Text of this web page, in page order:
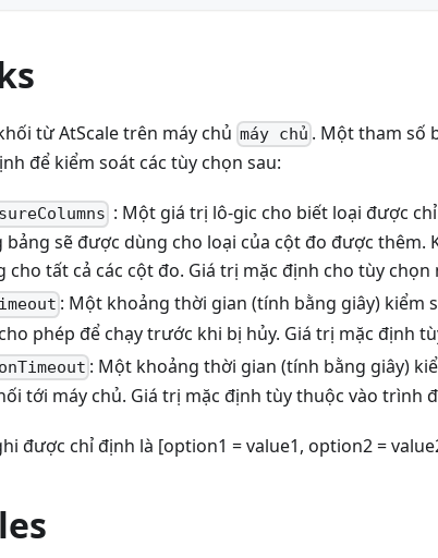
từ AtScale trên máy chủ máy chủ . Một tham số
để kiểm soát các tùy chọn sau:
: Một giá trị lô-gic cho biết loại được
bảng sẽ được dùng cho loại của cột đo được thêm.
cho tất cả các cột đo. Giá trị mặc định cho tùy chọn
: Một khoảng thời gian (tính bằng giây) kiểm
phép để chạy trước khi bị hủy. Giá trị mặc định
: Một khoảng thời gian (tính bằng giây)
tới máy chủ. Giá trị mặc định tùy thuộc vào trình
được chỉ định là [option1 = value1, option2 =